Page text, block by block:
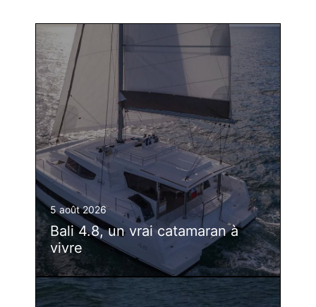
5 août 2026
Bali 4.8, un vrai catamaran à
vivre